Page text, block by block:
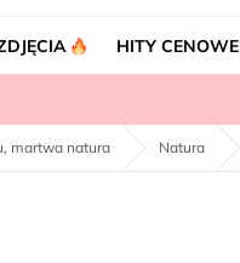
HITY CENOWE
martwa natura Natura